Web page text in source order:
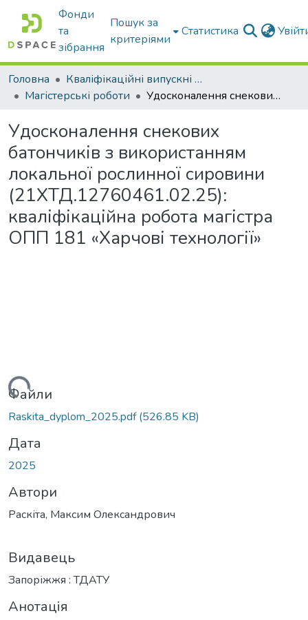
Фонди
та
зібрання
Пошук за
критеріями
Статистика
Головна
Кваліфікаційні випускні роботи бакалаврів і магістрів
Магістерські роботи
Удосконалення снекових батончиків з використанням локальної рослинної сировини (21ХТД.12760461.02.25): кваліфікаційна робота магістра ОПП 181 «Харчові технології»
Удосконалення снекових
батончиків з використанням
локальної рослинної сировини
(21ХТД.12760461.02.25):
кваліфікаційна робота магістра
ОПП 181 «Харчові технології»
Файли
Raskita_dyplom_2025.pdf(526.85 KB)
Дата
2025
Автори
Раскіта, Максим Олександрович
Видавець
Запоріжжя : ТДАТУ
Анотація